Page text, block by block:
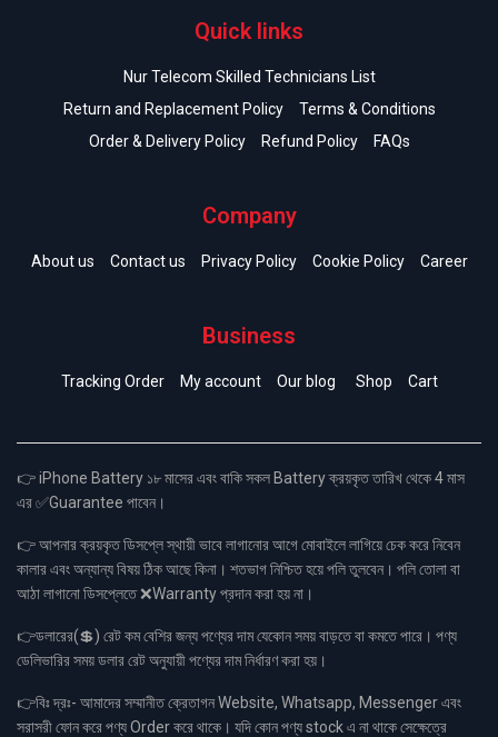
Quick links
Nur Telecom Skilled Technicians List
Return and Replacement Policy
Terms & Conditions
Order & Delivery Policy
Refund Policy FAQs
Company
About us Contact us Privacy Policy Cookie Policy Career
Business
Tracking Order My account Our blog Shop Cart
👉 iPhone Battery ১৮ মাসের এবং বাকি সকল Battery ক্রয়কৃত তারিখ থেকে 4 মাস
এর ✅Guarantee পাবেন।
👉 আপনার ক্রয়কৃত ডিসপ্লে স্থায়ী ভাবে লাগানোর আগে মোবাইলে লাগিয়ে চেক করে নিবেন
কালার এবং অন্যান্য বিষয় ঠিক আছে কিনা। শতভাগ নিশ্চিত হয়ে পলি তুলবেন। পলি তোলা বা
আঠা লাগানো ডিসপ্লেতে ❌Warranty প্রদান করা হয় না।
👉ডলারের(💲) রেট কম বেশির জন্য পণ্যের দাম যেকোন সময় বাড়তে বা কমতে পারে। পণ্য
ডেলিভারির সময় ডলার রেট অনুযায়ী পণ্যের দাম নির্ধারণ করা হয়।
👉বিঃ দ্রঃ- আমাদের সম্মানীত ক্রেতাগন Website, Whatsapp, Messenger এবং
সরাসরী ফোন করে পণ্য Order করে থাকে। যদি কোন পণ্য stock এ না থাকে সেক্ষেত্রে